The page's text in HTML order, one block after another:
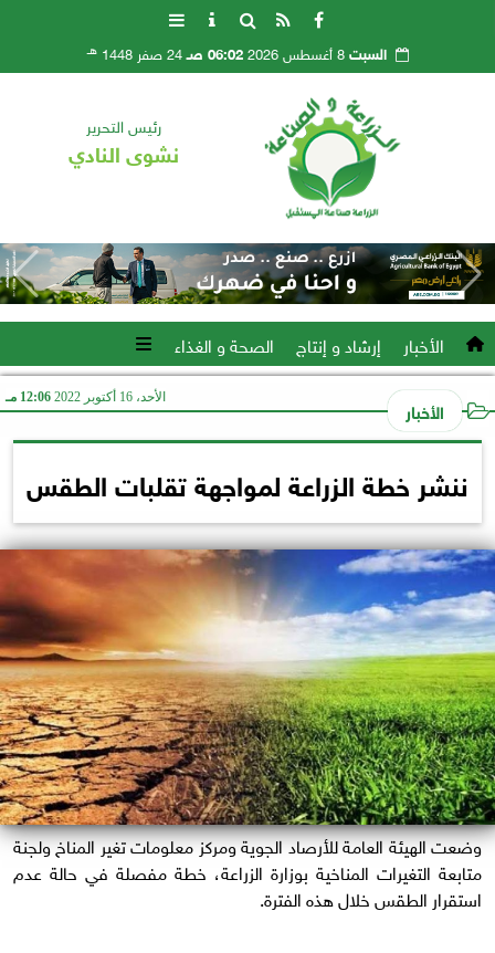
السبت8 أغسطس 2026 06:02 صـ 24 صفر 1448 هـ
رئيس التحرير
نشوى النادي
الأخبار إرشاد و إنتاج الصحة و الغذاء
الأخبار الأحد، 16 أكتوبر 2022 12:06 مـ
ننشر خطة الزراعة لمواجهة تقلبات الطقس
وضعت الهيئة العامة للأرصاد الجوية ومركز معلومات تغير المناخ ولجنة
متابعة التغيرات المناخية بوزارة الزراعة، خطة مفصلة في حالة عدم
استقرار الطقس خلال هذه الفترة.